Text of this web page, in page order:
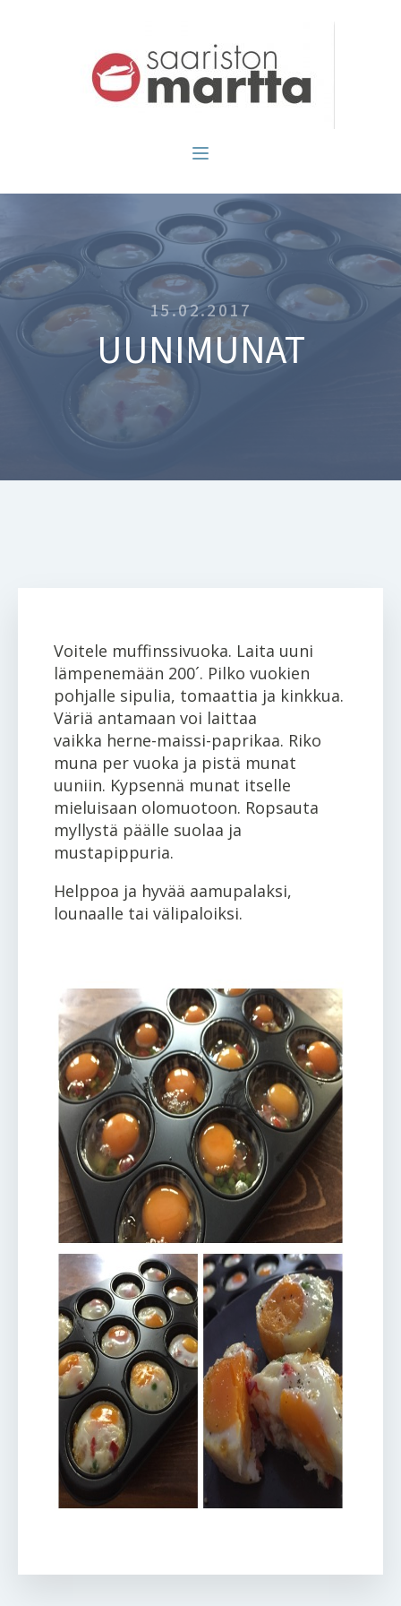
15.02.2017
UUNIMUNAT
Voitele muffinssivuoka. Laita uuni
lämpenemään 200´. Pilko vuokien
pohjalle sipulia, tomaattia ja kinkkua.
Väriä antamaan voi laittaa
vaikka herne-maissi-paprikaa. Riko
muna per vuoka ja pistä munat
uuniin. Kypsennä munat itselle
mieluisaan olomuotoon. Ropsauta
myllystä päälle suolaa ja
mustapippuria.
Helppoa ja hyvää aamupalaksi,
lounaalle tai välipaloiksi.